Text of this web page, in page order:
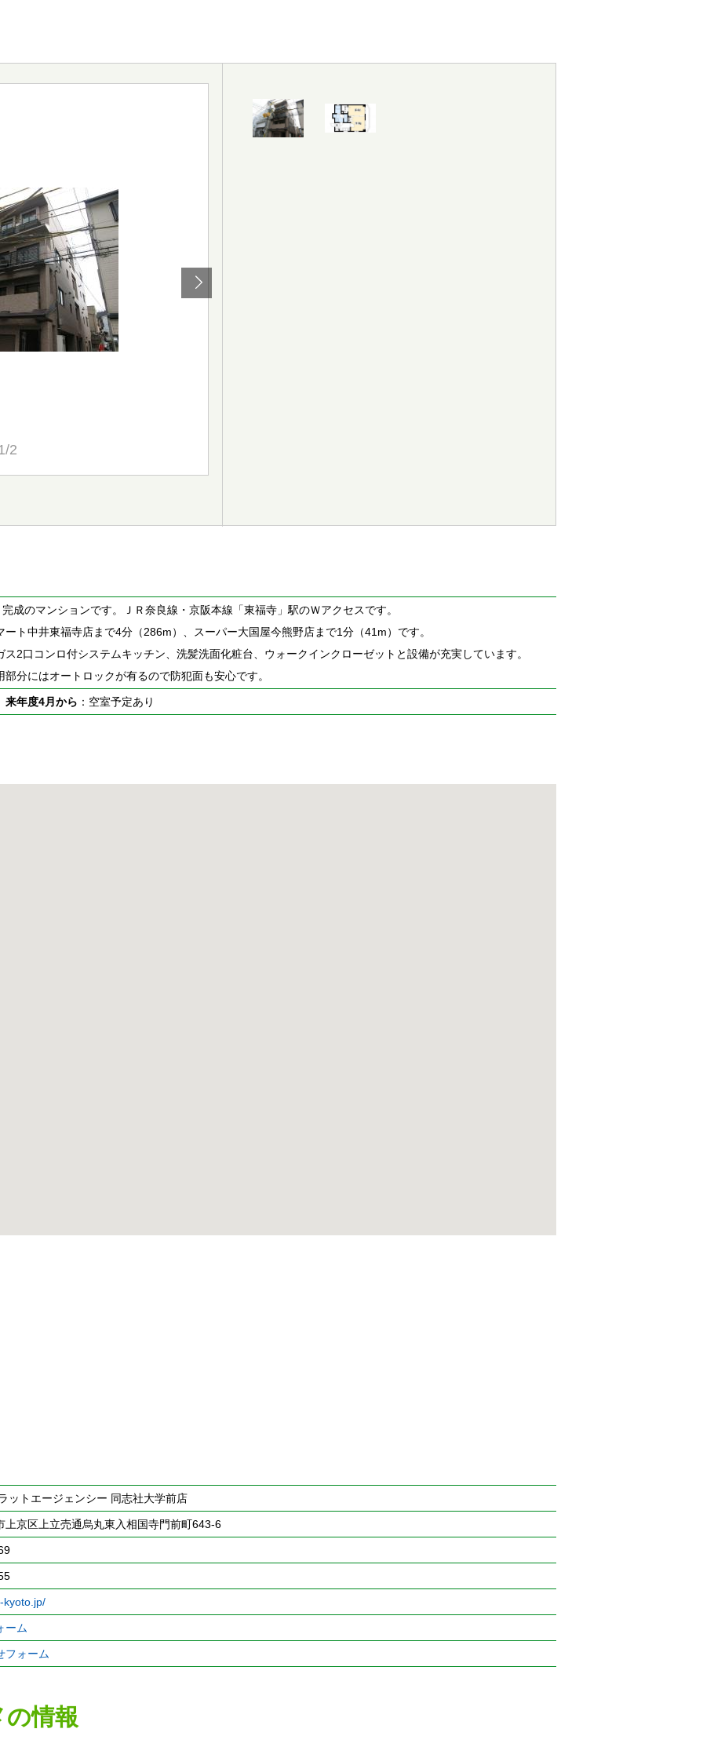
2
成のマンションです。ＪＲ奈良線・京阪本線「東福寺」駅のＷアクセスです。
ート中井東福寺店まで4分（286m）、スーパー大国屋今熊野店まで1分（41m）です。
ス2口コンロ付システムキッチン、洗髪洗面化粧台、ウォークインクローゼットと設備が充実しています。
部分にはオートロックが有るので防犯面も安心です。
来年度4月から ：空室予定あり
ットエージェンシー 同志社大学前店
上京区上立売通烏丸東入相国寺門前町643-6
kyoto.jp/
ーム
フォーム
情報